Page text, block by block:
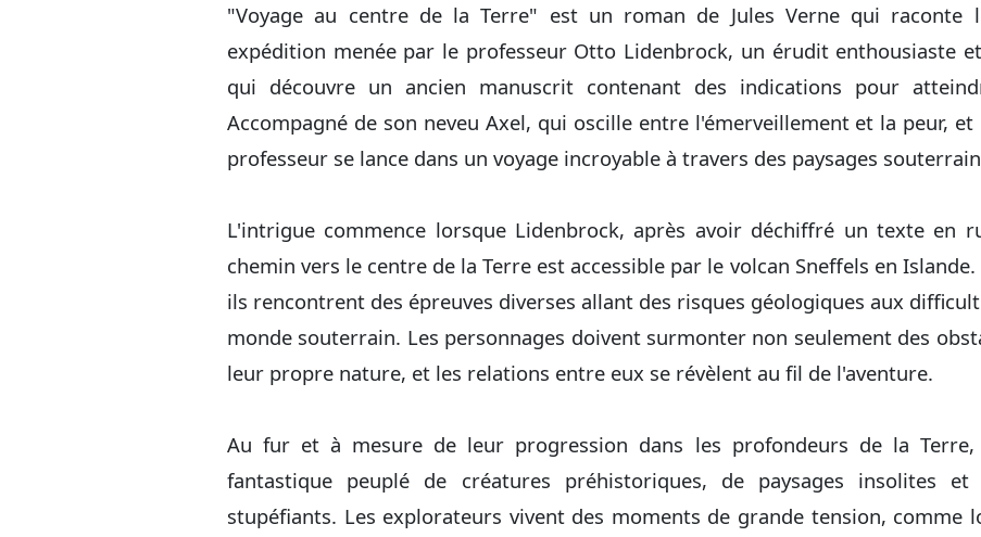
"Voyage au centre de la Terre" est un roman de Jules Verne qui raconte
expédition menée par le professeur Otto Lidenbrock, un érudit enthousiaste
qui découvre un ancien manuscrit contenant des indications pour
Accompagné de son neveu Axel, qui oscille entre l'émerveillement et la peur,
professeur se lance dans un voyage incroyable à travers des paysages
L'intrigue commence lorsque Lidenbrock, après avoir déchiffré un texte en
chemin vers le centre de la Terre est accessible par le volcan Sneffels en
ils rencontrent des épreuves diverses allant des risques géologiques aux
monde souterrain. Les personnages doivent surmonter non seulement des
leur propre nature, et les relations entre eux se révèlent au fil de l'aventure.
Au fur et à mesure de leur progression dans les profondeurs de la
fantastique peuplé de créatures préhistoriques, de paysages insolites et
stupéfiants. Les explorateurs vivent des moments de grande tension, comme